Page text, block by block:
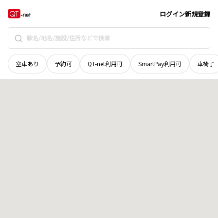
ログイン新規登録
空車あり 予約可 QT-net利用可 SmartPay利用可 車椅子
北海道